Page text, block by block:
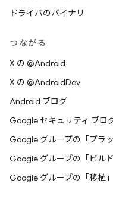
ドライバのバイナリ
つながる
X の @Android
X の @AndroidDev
Android ブログ
Google セキュリティ ブロ
Google グループの「プラ
Google グループの「ビル
Google グループの「移植